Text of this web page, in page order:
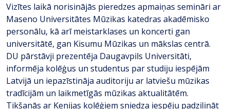
Vizītes laikā norisinājās pieredzes apmaiņas semināri ar
Maseno Universitātes Mūzikas katedras akadēmisko
personālu, kā arī meistarklases un koncerti gan
universitātē, gan Kisumu Mūzikas un mākslas centrā.
DU pārstāvji prezentēja Daugavpils Universitāti,
informēja kolēģus un studentus par studiju iespējām
Latvijā un iepazīstināja auditoriju ar latviešu mūzikas
tradīcijām un laikmetīgās mūzikas aktualitātēm.
Tikšanās ar Kenijas kolēģiem sniedza iespēju padziļināt